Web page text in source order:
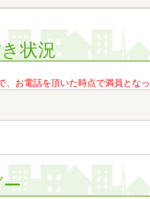
状況
お電話を頂いた時点で満員とな